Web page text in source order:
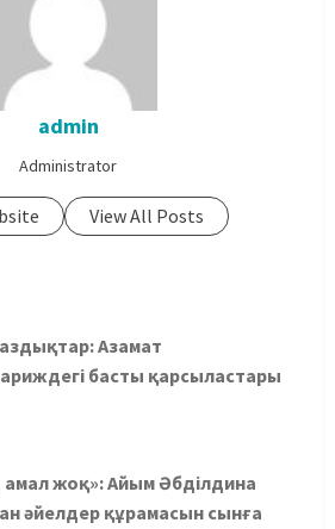
admin
Administrator
View All Posts
Азамат
басты қарсыластары
жоқ»: Айым Әбділдина
әйелдер құрамасын сынға